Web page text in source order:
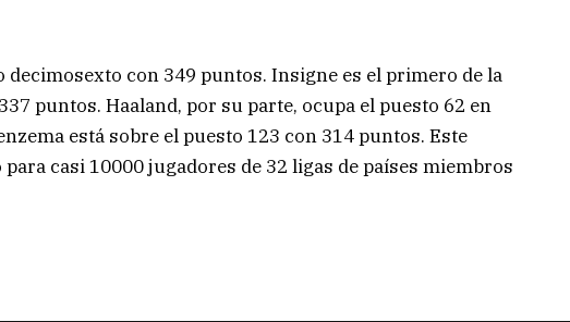
decimosexto con 349 puntos. Insigne es el primero de la
puntos. Haaland, por su parte, ocupa el puesto 62 en
está sobre el puesto 123 con 314 puntos. Este
casi 10000 jugadores de 32 ligas de países miembros